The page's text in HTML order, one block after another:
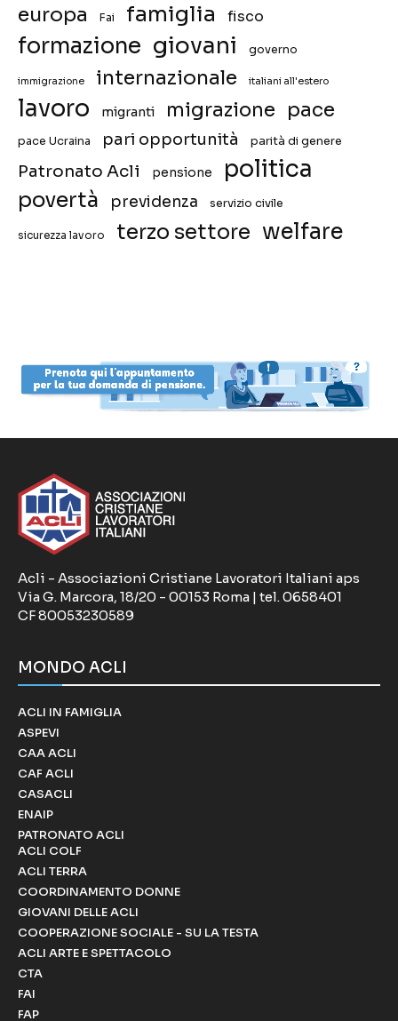
europa Fai famiglia fisco
formazione giovani governo
immigrazione internazionale italiani all'estero
lavoro migranti migrazione pace
pace Ucraina pari opportunità parità di genere
Patronato Acli pensione politica
povertà previdenza servizio civile
sicurezza lavoro terzo settore welfare
Acli - Associazioni Cristiane Lavoratori Italiani aps
Via G. Marcora, 18/20 - 00153 Roma | tel. 0658401
CF 80053230589
MONDO ACLI
ACLI IN FAMIGLIA
ASPEVI
CAA ACLI
CAF ACLI
CASACLI
ENAIP
PATRONATO ACLI
ACLI COLF
ACLI TERRA
COORDINAMENTO DONNE
GIOVANI DELLE ACLI
COOPERAZIONE SOCIALE - SU LA TESTA
ACLI ARTE E SPETTACOLO
CTA
FAI
FAP